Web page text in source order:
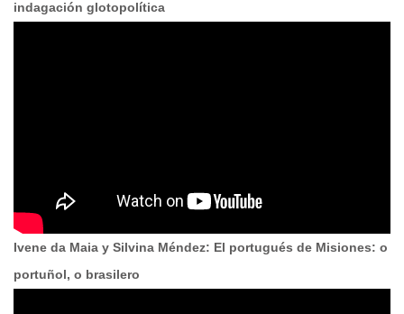
indagación glotopolítica
Ivene da Maia y Silvina Méndez: El portugués de Misiones: o
portuñol, o brasilero